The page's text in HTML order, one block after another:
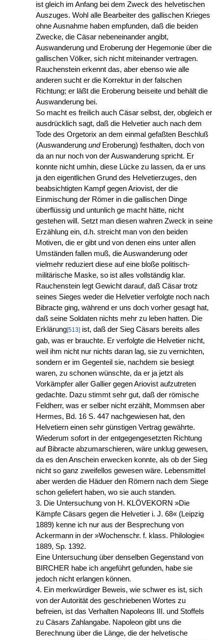
ist gleich im Anfang bei dem Zweck des helvetischen
Auszuges. Wohl alle Bearbeiter des gallischen Krieges
ohne Ausnahme haben empfunden, daß die beiden
Zwecke, die Cäsar nebeneinander angibt,
Auswanderung und Eroberung der Hegemonie über die
gallischen Völker, sich nicht miteinander vertragen.
Rauchenstein erkennt das, aber ebenso wie alle
anderen sucht er die Korrektur in der falschen
Richtung; er läßt die Eroberung beiseite und behält die
Auswanderung bei.
So macht es freilich auch Cäsar selbst, der, obgleich er
ausdrücklich sagt, daß die Helvetier auch nach dem
Tode des Orgetorix an dem einmal gefaßten Beschluß
(AuswanderungundEroberung) festhalten, doch von
da an nur noch von der Auswanderung spricht. Er
konnte nicht umhin, diese Lücke zu lassen, da er uns
ja den eigentlichen Grund des Helvetierzuges, den
beabsichtigten Kampf gegen Ariovist, der die
Einmischung der Römer in die gallischen Dinge
überflüssig und untunlich ge macht hätte, nicht
gestehen will. Setzt man diesen wahren Zweck in seine
Erzählung ein, d.h. streicht man von den beiden
Motiven, die er gibt und von denen eins unter allen
Umständen fallen muß, die Auswanderung oder
vielmehr reduziert diese auf eine bloße politisch-
militärische Maske, so ist alles vollständig klar.
Rauchenstein legt Gewicht darauf, daß Cäsar trotz
seines Sieges weder die Helvetier verfolgte noch nach
Bibracte ging, während er uns doch vorher gesagt hat,
daß seine Soldaten nichts mehr zu leben hatten. Die
Erklärung[513] ist, daß der Sieg Cäsars bereits alles
gab, was er brauchte. Er verfolgte die Helvetier nicht,
weil ihm nicht nur nichts daran lag, sie zu vernichten,
sondern er im Gegenteil sie, nachdem sie besiegt
waren, zu schonen wünschte, da er ja jetzt als
Vorkämpfer aller Gallier gegen Ariovist aufzutreten
gedachte. Dazu stimmt sehr gut, daß der römische
Feldherr, was er selber nicht erzählt, Mommsen aber
Hermes, Bd. 16 S. 447 nachgewiesen hat, den
Helvetiern einen sehr günstigen Vertrag gewährte.
Wiederum sofort in der entgegengesetzten Richtung
auf Bibracte abzumarschieren, wäre unklug gewesen,
da es den Anschein erwecken konnte, als ob der Sieg
nicht so ganz zweifellos gewesen wäre. Lebensmittel
aber werden die Häduer den Römern nach dem Siege
schon geliefert haben, wo sie auch standen.
3. Die Untersuchung von H. KLÖVEKORN »Die
Kämpfe Cäsars gegen die Helvetier i. J. 68« (Leipzig
1889) kenne ich nur aus der Besprechung von
Ackermann in der »Wochenschr. f. klass. Philologie«
1889, Sp. 1392.
Eine Untersuchung über denselben Gegenstand von
BIRCHER habe ich angeführt gefunden, habe sie
jedoch nicht erlangen können.
4. Ein merkwürdiger Beweis, wie schwer es ist, sich
von der Autorität des geschriebenen Wortes zu
befreien, ist das Verhalten Napoleons III. und Stoffels
zu Cäsars Zahlangabe. Napoleon gibt uns die
Berechnung über die Länge, die der helvetische